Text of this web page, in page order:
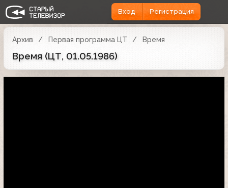
Вход Регистрация
Архив Первая программа ЦТ Время
Время (ЦТ, 01.05.1986)